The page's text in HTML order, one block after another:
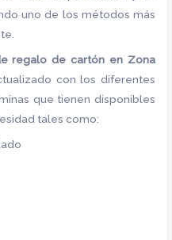
uno de los métodos más
regalo de cartón en Zona
con los diferentes
que tienen disponibles
tales como: